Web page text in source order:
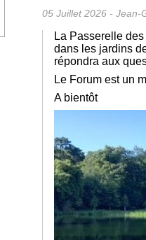
05 Juillet 2026 - Jean-
La Passerelle
dans les jardins
répondra aux
Le Forum est un
A bientôt